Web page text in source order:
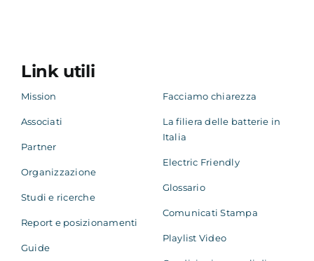
Link utili
Mission
Associati
Partner
Organizzazione
Studi e ricerche
Report e posizionamenti
Guide
Facciamo chiarezza
La filiera delle batterie in
Italia
Electric Friendly
Glossario
Comunicati Stampa
Playlist Video